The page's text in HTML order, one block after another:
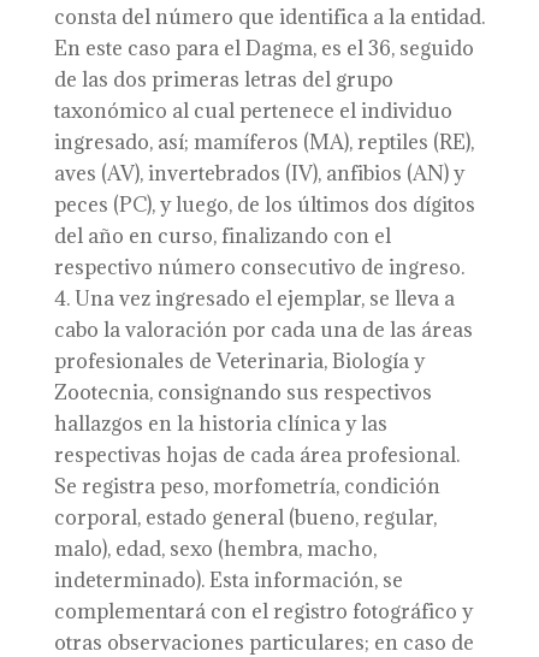
consta del número que identifica a la entidad.
En este caso para el Dagma, es el 36, seguido
de las dos primeras letras del grupo
taxonómico al cual pertenece el individuo
ingresado, así; mamíferos (MA), reptiles (RE),
aves (AV), invertebrados (IV), anfibios (AN) y
peces (PC), y luego, de los últimos dos dígitos
del año en curso, finalizando con el
respectivo número consecutivo de ingreso.
Una vez ingresado el ejemplar, se lleva a
cabo la valoración por cada una de las áreas
profesionales de Veterinaria, Biología y
Zootecnia, consignando sus respectivos
hallazgos en la historia clínica y las
respectivas hojas de cada área profesional.
Se registra peso, morfometría, condición
corporal, estado general (bueno, regular,
malo), edad, sexo (hembra, macho,
indeterminado). Esta información, se
complementará con el registro fotográfico y
otras observaciones particulares; en caso de